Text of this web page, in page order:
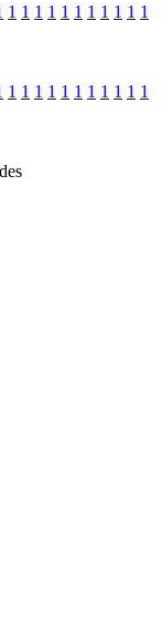
1 1 1 1 1 1 1 1 1 1 1
1 1 1 1 1 1 1 1 1 1 1